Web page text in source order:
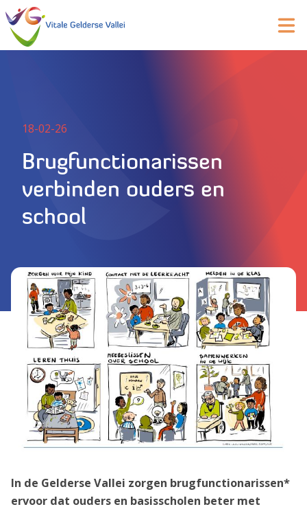
18-02-26
Brugfunctionarissen
verbinden ouders en
school
In de Gelderse Vallei zorgen brugfunctionarissen*
ervoor dat ouders en basisscholen beter met